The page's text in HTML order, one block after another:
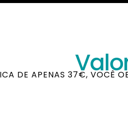
DE APENAS 37€, VOCÊ